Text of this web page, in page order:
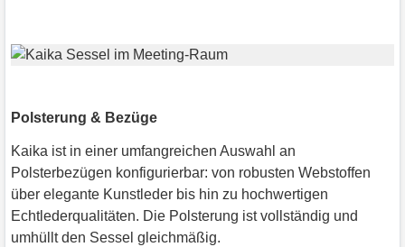
Polsterung & Bezüge
Kaika ist in einer umfangreichen Auswahl an
Polsterbezügen konfigurierbar: von robusten Webstoffen
über elegante Kunstleder bis hin zu hochwertigen
Echtlederqualitäten. Die Polsterung ist vollständig und
umhüllt den Sessel gleichmäßig.